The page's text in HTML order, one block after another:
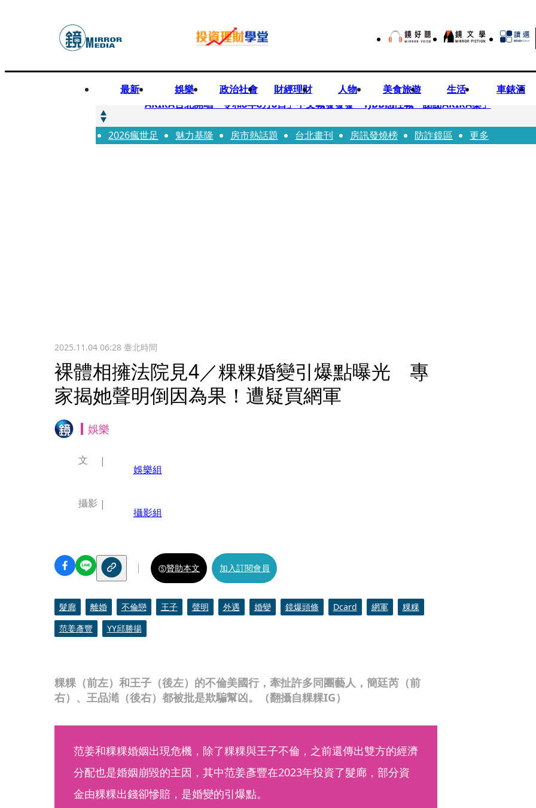
最新 娛樂 政治社會 財經理財 人物 美食旅遊 生活 車錶酒
快訊
AKIRA台北開唱「令和8年8月8日」中文喊發發發 TJBB感性喊「謝謝AKIRA桑」
快訊
台灣新冠期間沒疫苗可打？ 律師列3款嗆：陳時中唯一擋的叫科興
2026瘋世足 魅力基隆 房市熱話題 台北畫刊 房訊發燒榜 防詐鏡區 更多
2025.11.04 06:28臺北時間
裸體相擁法院見4／粿粿婚變引爆點曝光 專
家揭她聲明倒因為果！遭疑買網軍
娛樂
粿粿（前左）和王子（後左）的不倫美國行，牽扯許多同團藝人，簡廷芮（前
右）、王品澔（後右）都被批是欺騙幫凶。（翻攝自粿粿IG）
文
娛樂組
攝影
攝影組
贊助本文 加入訂閱會員
髮廊 離婚 不倫戀 王子 聲明 外遇 婚變 鏡爆頭條 Dcard 網軍
粿粿
范姜彥豐
YY邱勝揚
范姜和粿粿婚姻出現危機，除了粿粿與王子不倫，之前還傳出雙方的經濟
分配也是婚姻崩毀的主因，其中范姜彥豐在2023年投資了髮廊，部分資
金由粿粿出錢卻慘賠，是婚變的引爆點。